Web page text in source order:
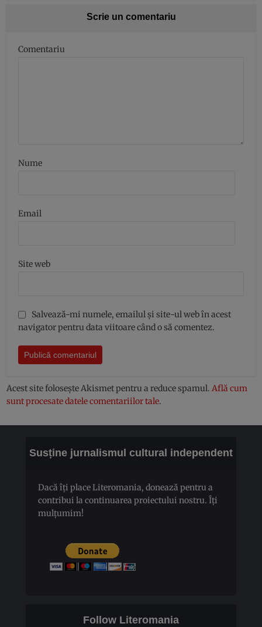
Scrie un comentariu
Comentariu
Nume
Email
Site web
Salvează-mi numele, emailul și site-ul web în acest
navigator pentru data viitoare când o să comentez.
Acest site folosește Akismet pentru a reduce spamul.Află cum
sunt procesate datele comentariilor tale.
Susține jurnalismul cultural independent
Dacă îți place Literomania, donează pentru a
contribui la continuarea proiectului nostru. Îți
mulțumim!
Follow Literomania